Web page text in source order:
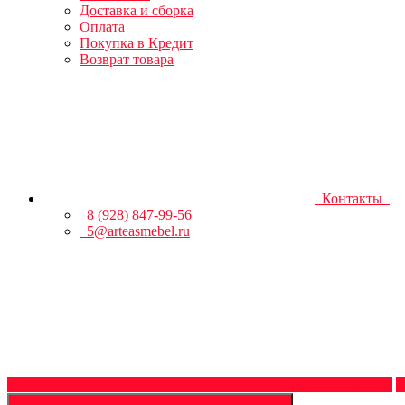
Доставка и сборка
Оплата
Покупка в Кредит
Возврат товара
Контакты
8 (928) 847-99-56
5@arteasmebel.ru